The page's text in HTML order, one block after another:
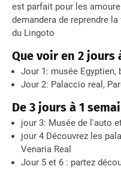
est parfait pour les
demandera de reprendre
du Lingoto
Que voir en 2 jours
Jour 1: musée Egyptien,
Jour 2: Palaccio real,
De 3 jours à 1
jour 3: Musée de l'auto
jour 4 Découvrez les
Venaria Real
Jour 5 et 6 : partez